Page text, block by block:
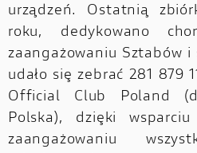
urządzeń. Ostatnią
roku, dedykowano
zaangażowaniu Sztabów
udało się zebrać 281 879
Official Club Poland
Polska), dzięki
zaangażowaniu